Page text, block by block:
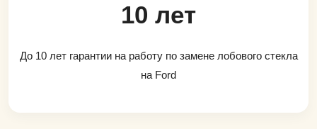
10 лет
До 10 лет гарантии на работу по замене лобового стекла
на Ford